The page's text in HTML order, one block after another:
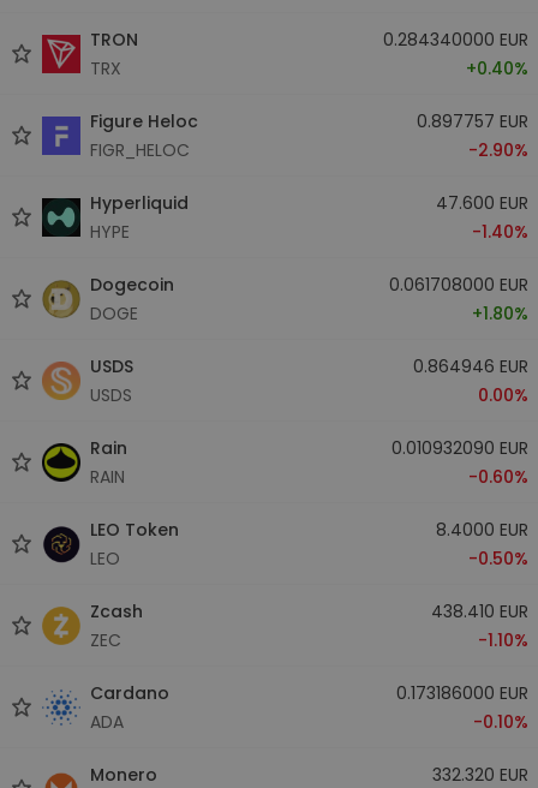
TRON
TRX
0.284340000 EUR
+0.40%
Figure Heloc
FIGR_HELOC
0.897757 EUR
-2.90%
Hyperliquid
HYPE
47.600 EUR
-1.40%
Dogecoin
DOGE
0.061708000 EUR
+1.80%
USDS
USDS
0.864946 EUR
0.00%
Rain
RAIN
0.010932090 EUR
-0.60%
LEO Token
LEO
8.4000 EUR
-0.50%
Zcash
ZEC
438.410 EUR
-1.10%
Cardano
ADA
0.173186000 EUR
-0.10%
Monero
332.320 EUR